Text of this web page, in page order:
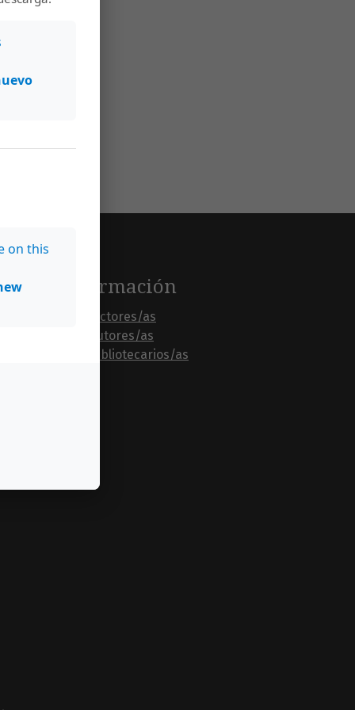
Información
Para lectores/as
Para autores/as
Para bibliotecarios/as
on this